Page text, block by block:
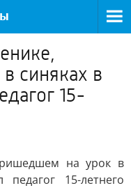
синяках в
15-
на урок в
15-летнего